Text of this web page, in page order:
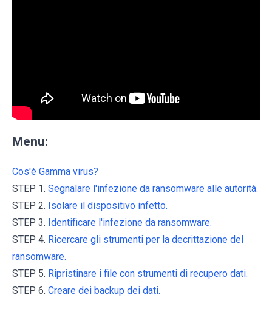
Menu:
Cos'è Gamma virus?
STEP 1. Segnalare l'infezione da ransomware alle autorità.
STEP 2. Isolare il dispositivo infetto.
STEP 3. Identificare l'infezione da ransomware.
STEP 4. Ricercare gli strumenti per la decrittazione del
ransomware.
STEP 5. Ripristinare i file con strumenti di recupero dati.
STEP 6. Creare dei backup dei dati.